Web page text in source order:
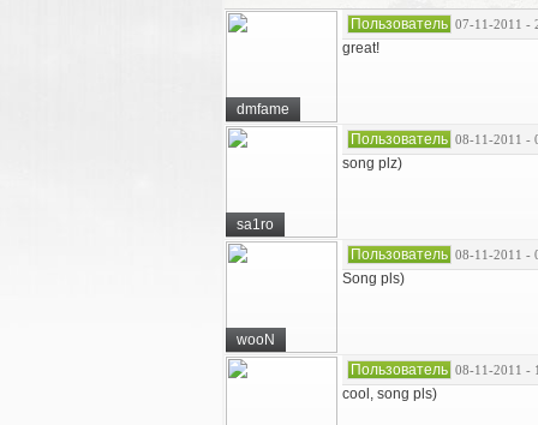
dmfame
Пользователь 07-11-2011 -
great!
sa1ro
Пользователь 08-11-2011 -
song plz)
wooN
Пользователь 08-11-2011 -
Song pls)
Пользователь 08-11-2011 -
cool, song pls)